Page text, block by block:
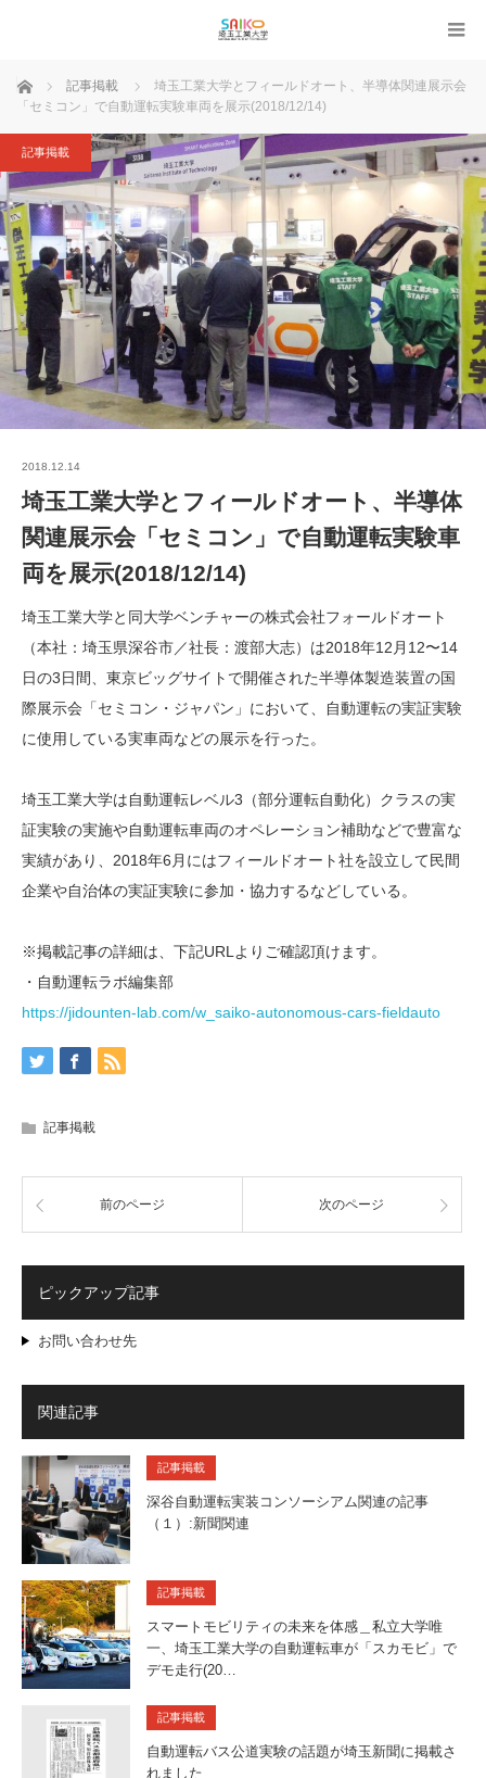
ホーム 記事掲載
埼玉工業大学とフィールドオート、半導体関連展示会
「セミコン」で自動運転実験車両を展示(2018/12/14)
記事掲載
2018.12.14
埼玉工業大学とフィールドオート、半導体
関連展示会「セミコン」で自動運転実験車
両を展示(2018/12/14)
埼玉工業大学と同大学ベンチャーの株式会社フォールドオート
（本社：埼玉県深谷市／社長：渡部大志）は2018年12月12〜14
日の3日間、東京ビッグサイトで開催された半導体製造装置の国
際展示会「セミコン・ジャパン」において、自動運転の実証実験
に使用している実車両などの展示を行った。
埼玉工業大学は自動運転レベル3（部分運転自動化）クラスの実
証実験の実施や自動運転車両のオペレーション補助などで豊富な
実績があり、2018年6月にはフィールドオート社を設立して民間
企業や自治体の実証実験に参加・協力するなどしている。
※掲載記事の詳細は、下記URLよりご確認頂けます。
・自動運転ラボ編集部
https://jidounten-lab.com/w_saiko-autonomous-cars-fieldauto
記事掲載
前のページ 次のページ
ピックアップ記事
お問い合わせ先
関連記事
記事掲載
深谷自動運転実装コンソーシアム関連の記事
（１）:新聞関連
記事掲載
スマートモビリティの未来を体感＿私立大学唯
一、埼玉工業大学の自動運転車が「スカモビ」で
デモ走行(20…
記事掲載
自動運転バス公道実験の話題が埼玉新聞に掲載さ
れました